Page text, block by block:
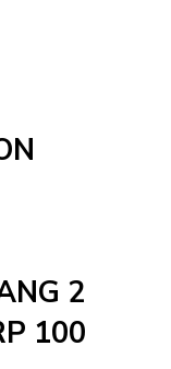
2
100